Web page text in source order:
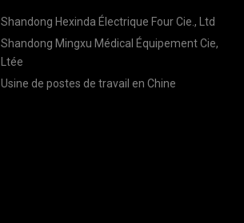
Shandong Hexinda Électrique Four Cie., Ltd
Shandong Mingxu Médical Équipement Cie,
Ltée
Usine de postes de travail en Chine